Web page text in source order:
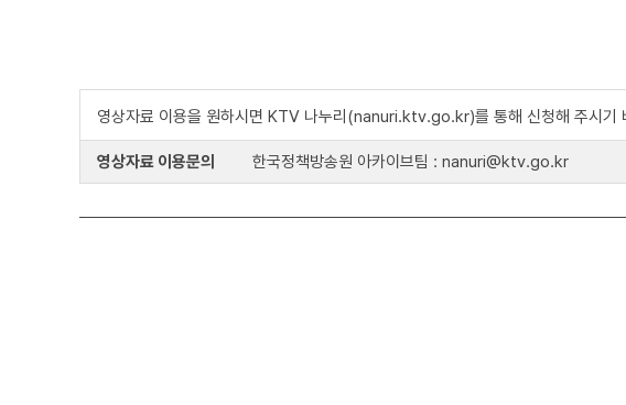
영상자료 이용을 원하시면 KTV 나누리(nanuri.ktv.go.kr)를 통해 신청해 주시기
영상자료 이용문의 한국정책방송원 아카이브팀 : nanuri@ktv.go.kr